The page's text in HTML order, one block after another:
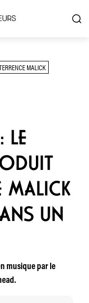
MALICK
LE
MALICK
UN
musique par le